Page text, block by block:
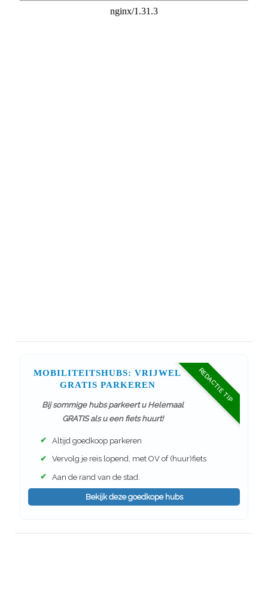
REDACTIE TIP
MOBILITEITSHUBS: VRIJWEL
GRATIS PARKEREN
Bij sommige hubs parkeert u Helemaal
GRATIS als u een fiets huurt!
✔ Altijd goedkoop parkeren
✔ Vervolg je reis lopend, met OV of (huur)fiets
✔ Aan de rand van de stad.
Bekijk deze goedkope hubs